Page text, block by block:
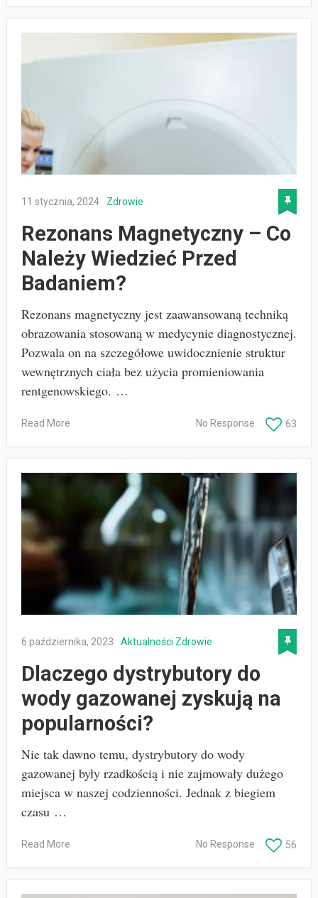
11 stycznia, 2024 Zdrowie
Rezonans Magnetyczny – Co
Należy Wiedzieć Przed
Badaniem?
Rezonans magnetyczny jest zaawansowaną techniką
obrazowania stosowaną w medycynie diagnostycznej.
Pozwala on na szczegółowe uwidocznienie struktur
wewnętrznych ciała bez użycia promieniowania
rentgenowskiego. …
Read More 63
No Response
6 października, 2023 Aktualności Zdrowie
Dlaczego dystrybutory do
wody gazowanej zyskują na
popularności?
Nie tak dawno temu, dystrybutory do wody
gazowanej były rzadkością i nie zajmowały dużego
miejsca w naszej codzienności. Jednak z biegiem
czasu …
Read More 56
No Response